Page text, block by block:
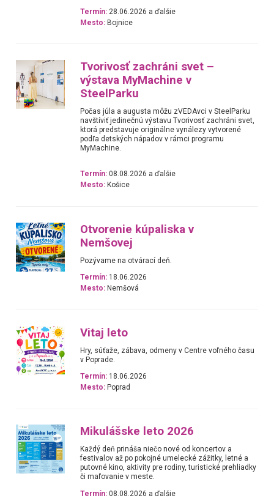
Termín: 28.06.2026 a ďalšie
Mesto: Bojnice
Tvorivosť zachráni svet –
výstava MyMachine v
SteelParku
Počas júla a augusta môžu zVEDAvci v SteelParku
navštíviť jedinečnú výstavu Tvorivosť zachráni svet,
ktorá predstavuje originálne vynálezy vytvorené
podľa detských nápadov v rámci programu
MyMachine.
Termín: 08.08.2026 a ďalšie
Mesto: Košice
Otvorenie kúpaliska v
Nemšovej
Pozývame na otvárací deň.
Termín: 18.06.2026
Mesto: Nemšová
Vitaj leto
Hry, súťaže, zábava, odmeny v Centre voľného času
v Poprade.
Termín: 18.06.2026
Mesto: Poprad
Mikulášske leto 2026
Každý deň prináša niečo nové od koncertov a
festivalov až po pokojné umelecké zážitky, letné a
putovné kino, aktivity pre rodiny, turistické prehliadky
či maľovanie v meste.
Termín: 08.08.2026 a ďalšie